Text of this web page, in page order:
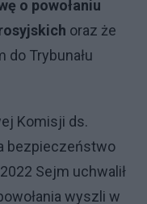
o powołaniu
oraz że
Trybunału
Komisji ds.
bezpieczeństwo
Sejm uchwalił
wyszli w